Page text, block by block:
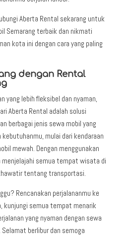
Aberta Rental sekarang untuk
Semarang terbaik dan nikmati
kota ini dengan cara yang paling
dengan Rental
yang lebih fleksibel dan nyaman,
Aberta Rental adalah solusi
berbagai jenis sewa mobil yang
mulai dari kendaraan
mewah. Dengan menggunakan
menjelajahi semua tempat wisata di
tentang transportasi.
Rencanakan perjalananmu ke
kunjungi semua tempat menarik
yang nyaman dengan sewa
berlibur dan semoga